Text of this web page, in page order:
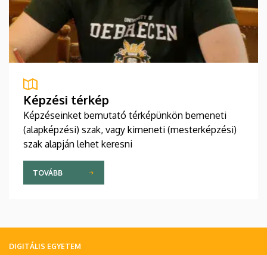
Képzési térkép
Képzéseinket bemutató térképünkön bemeneti
(alapképzési) szak, vagy kimeneti (mesterképzési)
szak alapján lehet keresni
TOVÁBB
DIGITÁLIS EGYETEM